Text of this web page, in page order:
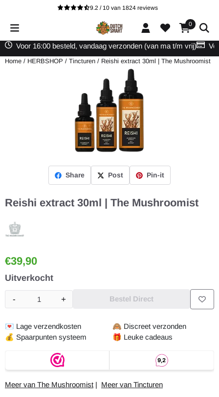
Cookievoorkeuren zijn beschikbaar. Kies instellingen of sta alle
9.2 / 10 van 1824 reviews
0
Voor 16:00 besteld, vandaag verzonden (van ma t/m vrij)
Home / HERBSHOP / Tincturen / Reishi extract 30ml | The Mushroomist
Share Post Pin-it
Reishi extract 30ml | The Mushroomist
€39,90
Uitverkocht
+
- Bestel Direct
💌 Lage verzendkosten 🙈 Discreet verzonden
💰 Spaarpunten systeem 🎁 Leuke cadeaus
Meer van The Mushroomist | Meer van Tincturen